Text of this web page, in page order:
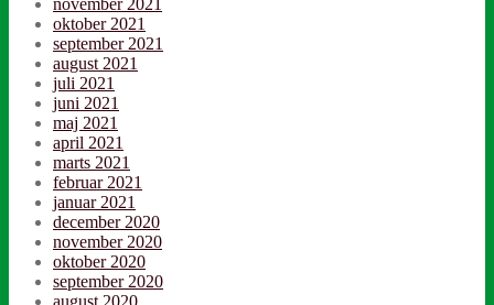
november 2021
oktober 2021
september 2021
august 2021
juli 2021
juni 2021
maj 2021
april 2021
marts 2021
februar 2021
januar 2021
december 2020
november 2020
oktober 2020
september 2020
august 2020